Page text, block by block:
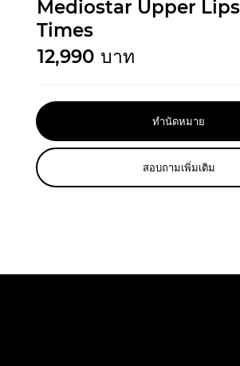
Mediostar Upper Lips
Times
12,990 บาท
ทำนัดหมาย
สอบถามเพิ่มเติม